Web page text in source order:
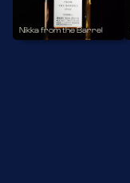
Nikka from the Barrel